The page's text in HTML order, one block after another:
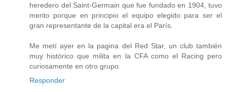
heredero del Saint-Germain que fue fundado en 1904, tuvo
merito porque en principio el equipo elegido para ser el
gran representante de la capital era el París.
Me metí ayer en la pagina del Red Star, un club también
muy histórico que milita en la CFA como el Racing pero
curiosamente en otro grupo.
Responder